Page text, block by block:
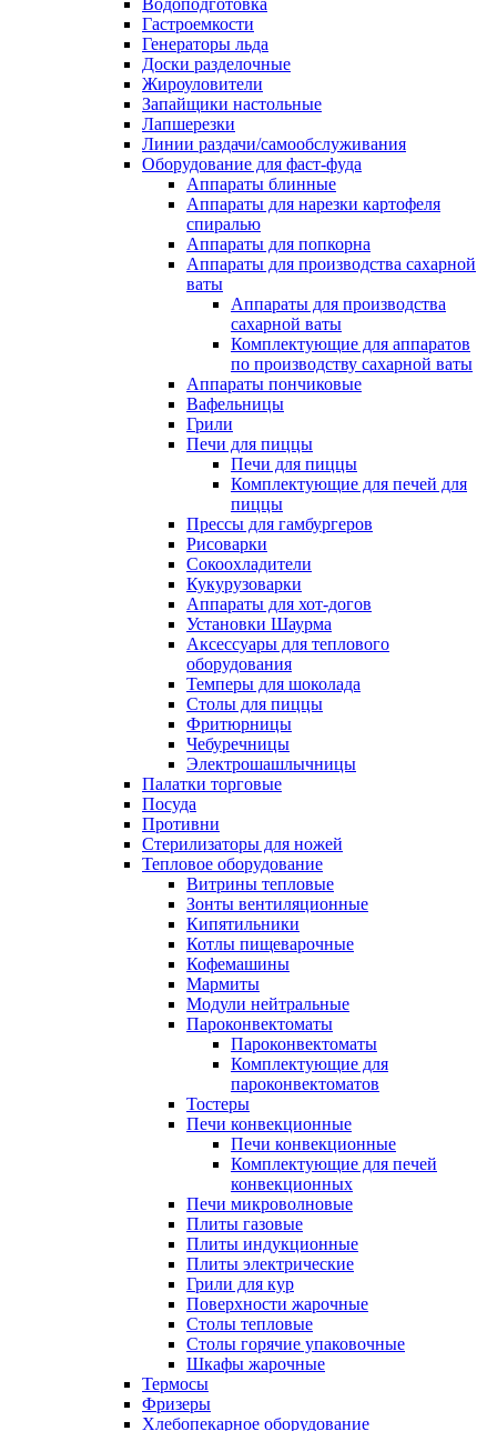
Водоподготовка
Гастроемкости
Генераторы льда
Доски разделочные
Жироуловители
Запайщики настольные
Лапшерезки
Линии раздачи/самообслуживания
Оборудование для фаст-фуда
Аппараты блинные
Аппараты для нарезки картофеля
спиралью
Аппараты для попкорна
Аппараты для производства сахарной
ваты
Аппараты для производства
сахарной ваты
Комплектующие для аппаратов
по производству сахарной ваты
Аппараты пончиковые
Вафельницы
Грили
Печи для пиццы
Печи для пиццы
Комплектующие для печей для
пиццы
Прессы для гамбургеров
Рисоварки
Сокоохладители
Кукурузоварки
Аппараты для хот-догов
Установки Шаурма
Аксессуары для теплового
оборудования
Темперы для шоколада
Столы для пиццы
Фритюрницы
Чебуречницы
Электрошашлычницы
Палатки торговые
Посуда
Противни
Стерилизаторы для ножей
Тепловое оборудование
Витрины тепловые
Зонты вентиляционные
Кипятильники
Котлы пищеварочные
Кофемашины
Мармиты
Модули нейтральные
Пароконвектоматы
Пароконвектоматы
Комплектующие для
пароконвектоматов
Тостеры
Печи конвекционные
Печи конвекционные
Комплектующие для печей
конвекционных
Печи микроволновые
Плиты газовые
Плиты индукционные
Плиты электрические
Грили для кур
Поверхности жарочные
Столы тепловые
Столы горячие упаковочные
Шкафы жарочные
Термосы
Фризеры
Хлебопекарное оборудование